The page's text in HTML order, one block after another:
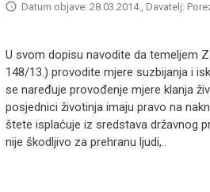
Datum objave: 28.03.2014., Davatelj:
U svom dopisu navodite da temeljem
148/13.) provodite mjere suzbijanja i
se naređuje provođenje mjere klanja
posjednici životinja imaju pravo na
štete isplaćuje iz sredstava državnog
nije škodljivo za prehranu ljudi,..